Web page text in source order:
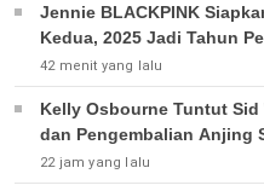
Jennie BLACKPINK
Kedua, 2025 Jadi Tahun
42 menit yang lalu
Kelly Osbourne Tuntut
dan Pengembalian Anjing
22 jam yang lalu